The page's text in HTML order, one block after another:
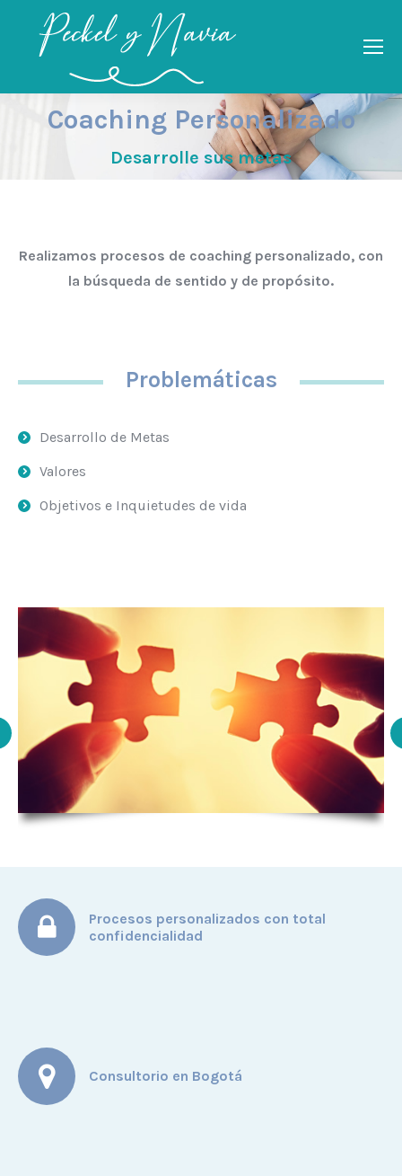
Coaching Personalizado
Desarrolle sus metas
You are here:
Realizamos procesos de coaching personalizado, con
la búsqueda de sentido y de propósito.
Problemáticas
Desarrollo de Metas
Valores
Objetivos e Inquietudes de vida
Procesos personalizados con total
confidencialidad
Consultorio en Bogotá